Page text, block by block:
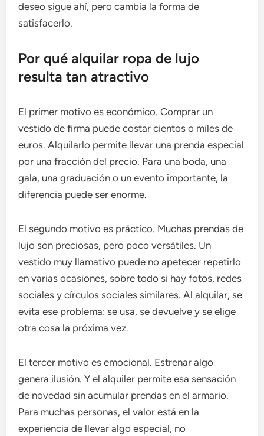
deseo sigue ahí, pero cambia la forma de
satisfacerlo.
Por qué alquilar ropa de lujo
resulta tan atractivo
El primer motivo es económico. Comprar un
vestido de firma puede costar cientos o miles de
euros. Alquilarlo permite llevar una prenda especial
por una fracción del precio. Para una boda, una
gala, una graduación o un evento importante, la
diferencia puede ser enorme.
El segundo motivo es práctico. Muchas prendas de
lujo son preciosas, pero poco versátiles. Un
vestido muy llamativo puede no apetecer repetirlo
en varias ocasiones, sobre todo si hay fotos, redes
sociales y círculos sociales similares. Al alquilar, se
evita ese problema: se usa, se devuelve y se elige
otra cosa la próxima vez.
El tercer motivo es emocional. Estrenar algo
genera ilusión. Y el alquiler permite esa sensación
de novedad sin acumular prendas en el armario.
Para muchas personas, el valor está en la
experiencia de llevar algo especial, no